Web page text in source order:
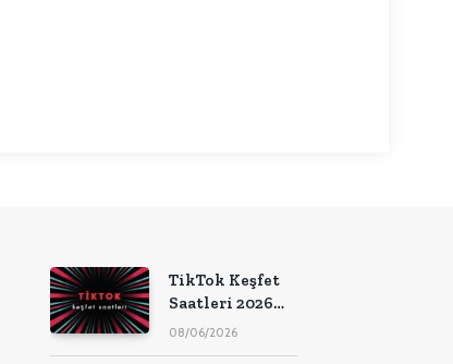
TikTok Keşfet
Saatleri 2026
(Güncel Liste)
08/06/2026